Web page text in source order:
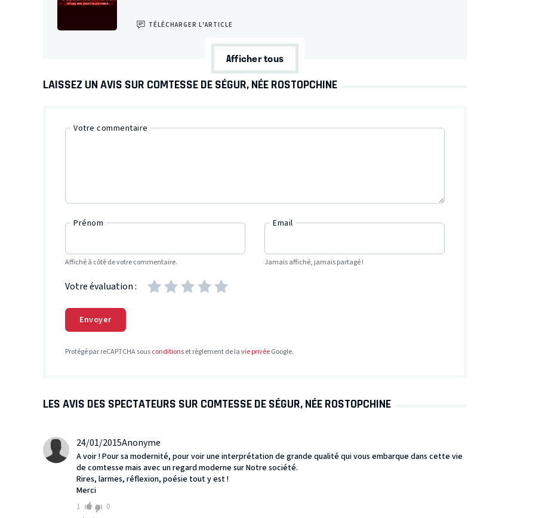
TÉLÉCHARGER L’ARTICLE
Afficher tous
LAISSEZ UN AVIS SUR COMTESSE DE SÉGUR, NÉE ROSTOPCHINE
Votre commentaire
Prénom
Affiché à côté de votre commentaire.
Email
Jamais affiché, jamais partagé !
Votre évaluation :
Envoyer
Protégé par reCAPTCHA sousconditionset règlement de lavie privéeGoogle.
LES AVIS DES SPECTATEURS SUR COMTESSE DE SÉGUR, NÉE ROSTOPCHINE
24/01/2015Anonyme
A voir ! Pour sa modernité, pour voir une interprétation de grande qualité qui vous embarque dans cette vie
de comtesse mais avec un regard moderne sur Notre société.
Rires, larmes, réflexion, poésie tout y est !
Merci
1
0